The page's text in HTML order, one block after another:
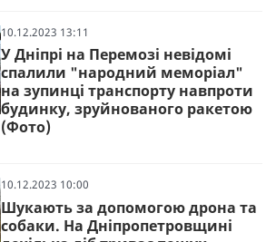
10.12.2023 13:11
У Дніпрі на Перемозі невідомі
спалили "народний меморіал"
на зупинці транспорту навпроти
будинку, зруйнованого ракетою
(Фото)
10.12.2023 10:00
Шукають за допомогою дрона та
собаки. На Дніпропетровщині